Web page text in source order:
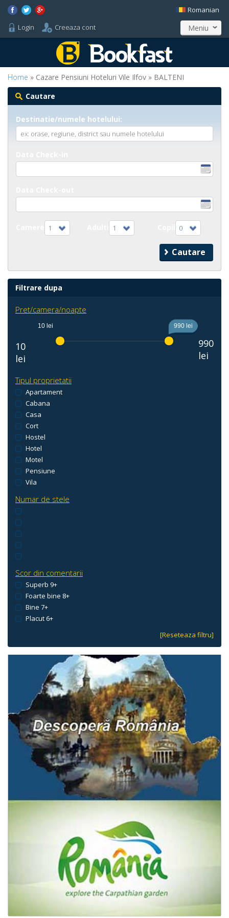
Login Creeaza cont
Romanian
Meniu
Home » Cazare Pensiuni Hoteluri Vile Ilfov » BALTENI
Cautare
Destinatie/numele hotelului:
1 1 0
Filtrare dupa
Pret/camera/noapte
10
lei
10 lei 990 lei
990
lei
Tipul proprietatii
Apartament
Cabana
Casa
Cort
Hostel
Hotel
Motel
Pensiune
Vila
Numar de stele
Scor din comentarii
Superb 9+
Foarte bine 8+
Bine 7+
Placut 6+
[Reseteaza filtru]